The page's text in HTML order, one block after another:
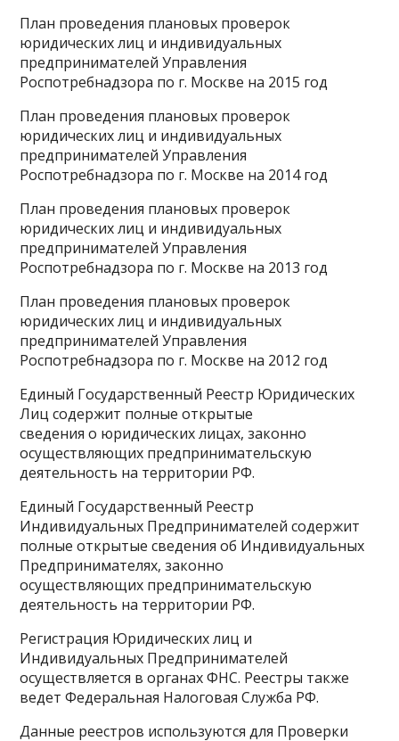
План проведения плановых проверок
юридических лиц и индивидуальных
предпринимателей Управления
Роспотребнадзора по г. Москве на 2015 год
План проведения плановых проверок
юридических лиц и индивидуальных
предпринимателей Управления
Роспотребнадзора по г. Москве на 2014 год
План проведения плановых проверок
юридических лиц и индивидуальных
предпринимателей Управления
Роспотребнадзора по г. Москве на 2013 год
План проведения плановых проверок
юридических лиц и индивидуальных
предпринимателей Управления
Роспотребнадзора по г. Москве на 2012 год
Единый Государственный Реестр Юридических
Лиц содержит полные открытые
сведения о юридических лицах, законно
осуществляющих предпринимательскую
деятельность на территории РФ.
Единый Государственный Реестр
Индивидуальных Предпринимателей содержит
полные открытые сведения об Индивидуальных
Предпринимателях, законно
осуществляющих предпринимательскую
деятельность на территории РФ.
Регистрация Юридических лиц и
Индивидуальных Предпринимателей
осуществляется в органах ФНС. Реестры также
ведет Федеральная Налоговая Служба РФ.
Данные реестров используются для Проверки